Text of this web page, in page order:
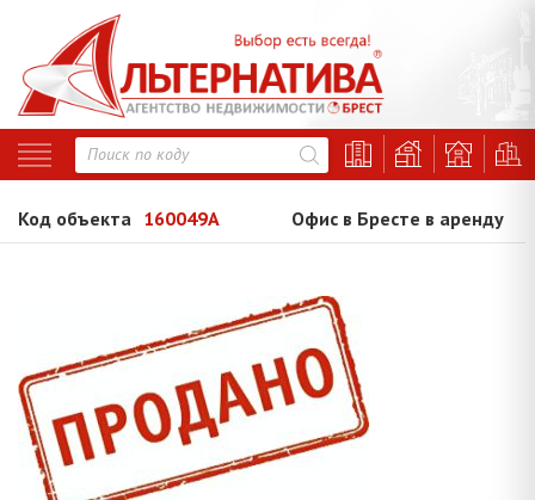
Код объекта 160049A Офис в Бресте в аренду